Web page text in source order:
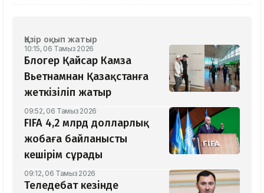
Қазір оқып жатыр
10:15, 06 Тамыз 2026
Блогер Қайсар Камза
Вьетнамнан Қазақстанға
жеткізіліп жатыр
09:52, 06 Тамыз 2026
FIFA 4,2 млрд долларлық
жобаға байланысты
кешірім сұрады
09:12, 06 Тамыз 2026
Теледебат кезінде